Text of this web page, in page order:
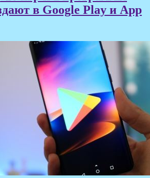
в Google Play и App